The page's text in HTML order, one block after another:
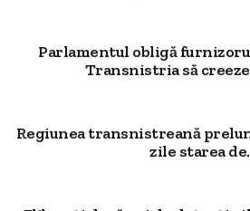
Parlamentul obligă
Transnistria să
Regiunea transnistreană
zile starea